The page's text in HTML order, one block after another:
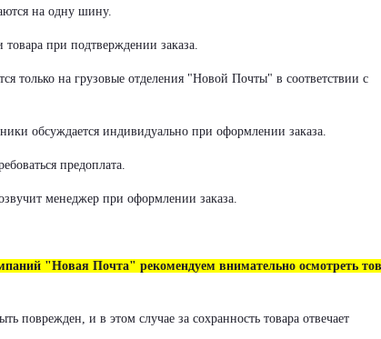
на одну шину.
при подтверждении заказа.
только на грузовые отделения "Новой Почты" в соответствии с
обсуждается индивидуально при оформлении заказа.
предоплата.
менеджер при оформлении заказа.
"Новая Почта" рекомендуем внимательно осмотреть
поврежден, и в этом случае за сохранность товара отвечает